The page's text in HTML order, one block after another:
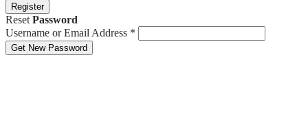
Register
Reset Password
Username or Email Address *
Get New Password